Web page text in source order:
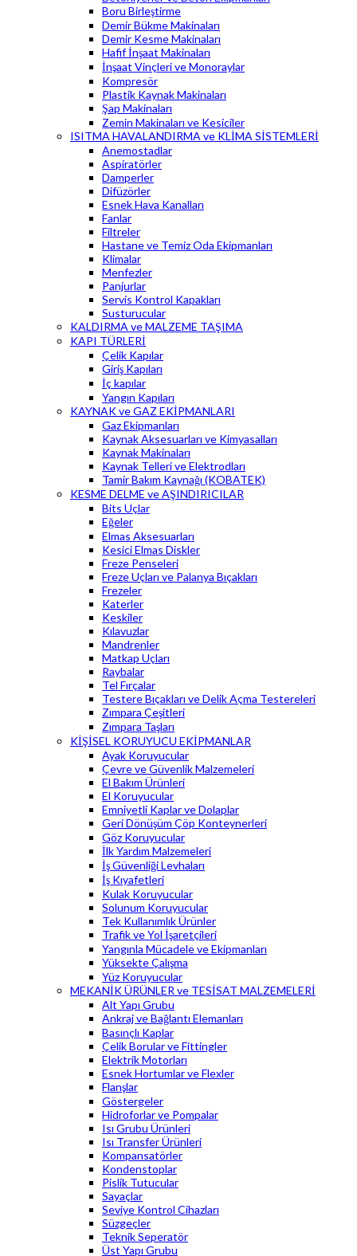
Boru Birleştirme
Demir Bükme Makinaları
Demir Kesme Makinaları
Hafif İnşaat Makinaları
İnşaat Vinçleri ve Monoraylar
Kompresör
Plastik Kaynak Makinaları
Şap Makinaları
Zemin Makinaları ve Kesiciler
ISITMA HAVALANDIRMA ve KLİMA SİSTEMLERİ
Anemostadlar
Aspiratörler
Damperler
Difüzörler
Esnek Hava Kanalları
Fanlar
Filtreler
Hastane ve Temiz Oda Ekipmanları
Klimalar
Menfezler
Panjurlar
Servis Kontrol Kapakları
Susturucular
KALDIRMA ve MALZEME TAŞIMA
KAPI TÜRLERİ
Çelik Kapılar
Giriş Kapıları
İç kapılar
Yangın Kapıları
KAYNAK ve GAZ EKİPMANLARI
Gaz Ekipmanları
Kaynak Aksesuarları ve Kimyasalları
Kaynak Makinaları
Kaynak Telleri ve Elektrodları
Tamir Bakım Kaynağı (KOBATEK)
KESME DELME ve AŞINDIRICILAR
Bits Uçlar
Eğeler
Elmas Aksesuarları
Kesici Elmas Diskler
Freze Penseleri
Freze Uçları ve Palanya Bıçakları
Frezeler
Katerler
Keskiler
Kılavuzlar
Mandrenler
Matkap Uçları
Raybalar
Tel Fırçalar
Testere Bıçakları ve Delik Açma Testereleri
Zımpara Çeşitleri
Zımpara Taşları
KİŞİSEL KORUYUCU EKİPMANLAR
Ayak Koruyucular
Çevre ve Güvenlik Malzemeleri
El Bakım Ürünleri
El Koruyucular
Emniyetli Kaplar ve Dolaplar
Geri Dönüşüm Çöp Konteynerleri
Göz Koruyucular
İlk Yardım Malzemeleri
İş Güvenliği Levhaları
İş Kıyafetleri
Kulak Koruyucular
Solunum Koruyucular
Tek Kullanımlık Ürünler
Trafik ve Yol İşaretçileri
Yangınla Mücadele ve Ekipmanları
Yüksekte Çalışma
Yüz Koruyucular
MEKANİK ÜRÜNLER ve TESİSAT MALZEMELERİ
Alt Yapı Grubu
Ankraj ve Bağlantı Elemanları
Basınçlı Kaplar
Çelik Borular ve Fittingler
Elektrik Motorları
Esnek Hortumlar ve Flexler
Flanşlar
Göstergeler
Hidroforlar ve Pompalar
Isı Grubu Ürünleri
Isı Transfer Ürünleri
Kompansatörler
Kondenstoplar
Pislik Tutucular
Sayaçlar
Seviye Kontrol Cihazları
Süzgeçler
Teknik Seperatör
Üst Yapı Grubu